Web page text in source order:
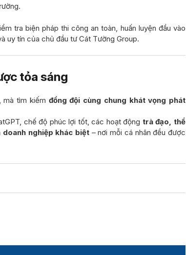
tra biện pháp thi công an toàn, huấn luyện đầu vào
uy tín của chủ đầu tư Cát Tường Group.
tỏa sáng
mà tìm kiếm đồng đội cùng chung khát vọng phát
chế độ phúc lợi tốt, các hoạt động trà đạo, thể
doanh nghiệp khác biệt – nơi mỗi cá nhân đều được